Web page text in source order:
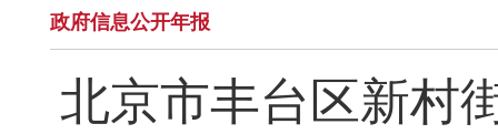
政府信息公开年报
北京市丰台区新村